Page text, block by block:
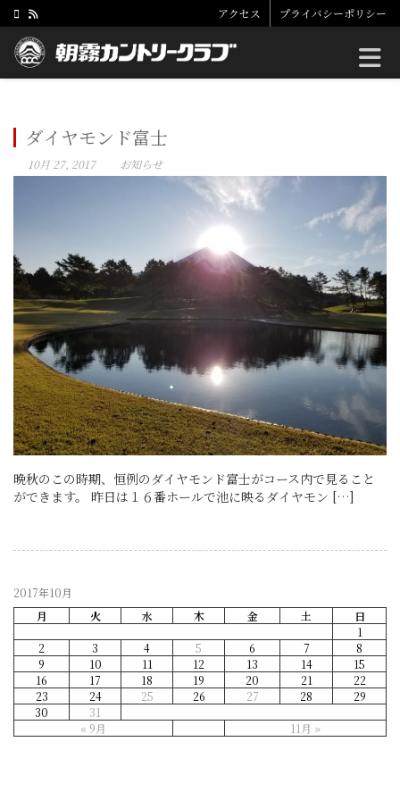
アクセス プライバシーポリシー
ダイヤモンド富士
10月 27, 2017 お知らせ
晩秋のこの時期、恒例のダイヤモンド富士がコース内で見ること
ができます。 昨日は１６番ホールで池に映るダイヤモン […]
2017年10月
月
火 水 木 金 土 日
« 9月 11月 »
1
2
3 4 5 6 7
8
9
10 11 12 13 14
15
16
17 18 19 20 21
22
23
24 25 26 27 28
29
30
31